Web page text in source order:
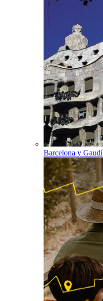
Barcelona y Gaudí